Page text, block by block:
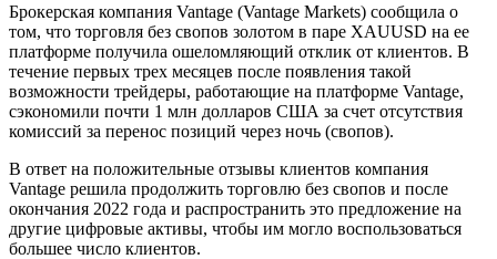
Брокерская компания Vantage (Vantage Markets) сообщила о
том, что торговля без свопов золотом в паре XAUUSD на ее
платформе получила ошеломляющий отклик от клиентов. В
течение первых трех месяцев после появления такой
возможности трейдеры, работающие на платформе Vantage,
сэкономили почти 1 млн долларов США за счет отсутствия
комиссий за перенос позиций через ночь (свопов).
В ответ на положительные отзывы клиентов компания
Vantage решила продолжить торговлю без свопов и после
окончания 2022 года и распространить это предложение на
другие цифровые активы, чтобы им могло воспользоваться
большее число клиентов.